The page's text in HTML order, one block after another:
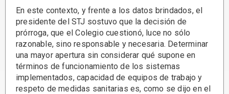
En este contexto, y frente a los datos brindados, el
presidente del STJ sostuvo que la decisión de
prórroga, que el Colegio cuestionó, luce no sólo
razonable, sino responsable y necesaria. Determinar
una mayor apertura sin considerar qué supone en
términos de funcionamiento de los sistemas
implementados, capacidad de equipos de trabajo y
respeto de medidas sanitarias es, como se dijo en el